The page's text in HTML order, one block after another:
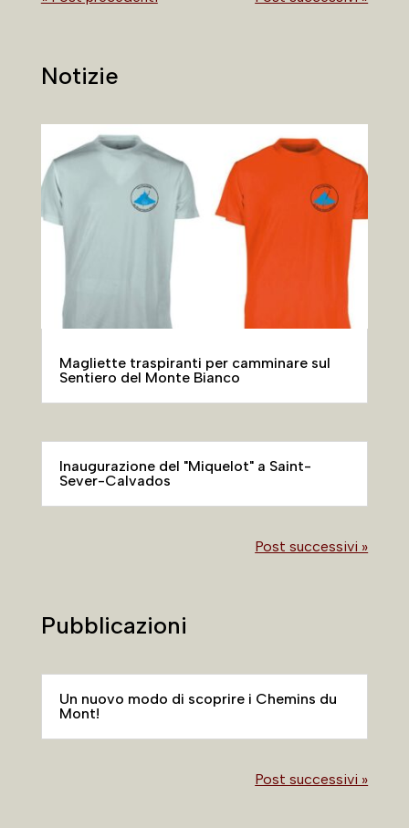
Notizie
Magliette traspiranti per camminare sul
Sentiero del Monte Bianco
Inaugurazione del "Miquelot" a Saint-
Sever-Calvados
Post successivi »
Pubblicazioni
Un nuovo modo di scoprire i Chemins du
Mont!
Post successivi »